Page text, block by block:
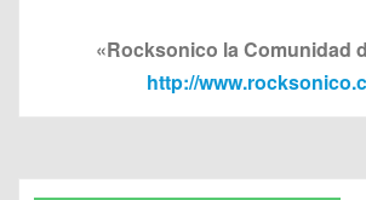
«Rocksonico la Comunidad
http://